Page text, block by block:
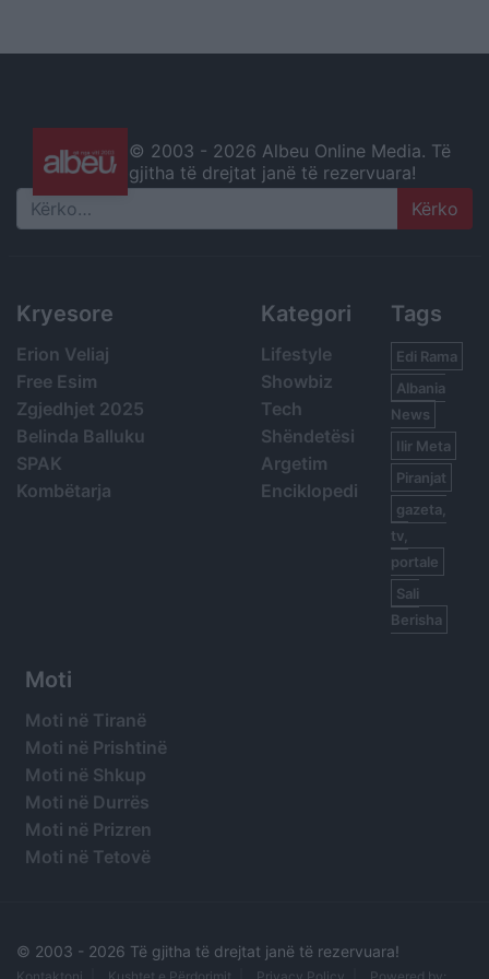
© 2003 - 2026 Albeu Online Media. Të
gjitha të drejtat janë të rezervuara!
Search
Kryesore
Erion Veliaj
Free Esim
Zgjedhjet 2025
Belinda Balluku
SPAK
Kombëtarja
Kategori
Lifestyle
Showbiz
Tech
Shëndetësi
Argetim
Enciklopedi
Tags
Edi Rama
Albania
News
Ilir Meta
Piranjat
gazeta,
tv,
portale
Sali
Berisha
Moti
Moti në Tiranë
Moti në Prishtinë
Moti në Shkup
Moti në Durrës
Moti në Prizren
Moti në Tetovë
© 2003 - 2026 Të gjitha të drejtat janë të rezervuara!